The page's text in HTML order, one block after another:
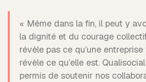
« Même dans la fin, il peut y
la dignité et du courage
révèle pas ce qu’une
révèle ce qu’elle est.
permis de soutenir nos